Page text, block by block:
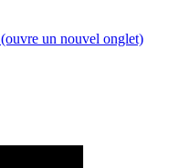
(ouvre un nouvel onglet)